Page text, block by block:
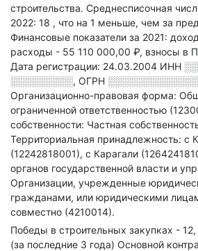
строительства. Среднесписочная
2022: 18 , что на 1 меньше, чем за
Финансовые показатели за 2021:
расходы - 55 110 000,00 ₽, взносы в
Дата регистрации: 24.03.2004 ИНН
░░░░░░░░░, ОГРН ░░░░░░░░░░░░░
Организационно-правовая форма:
ограниченной ответственностью
собственности: Частная
Территориальная принадлежность: с
(12242818001), с Карагали
органов государственной власти и
Организации, учрежденные
гражданами, или юридическими
совместно (4210014).
Победы в строительных закупках - 12,
(за последние 3 года) Основной